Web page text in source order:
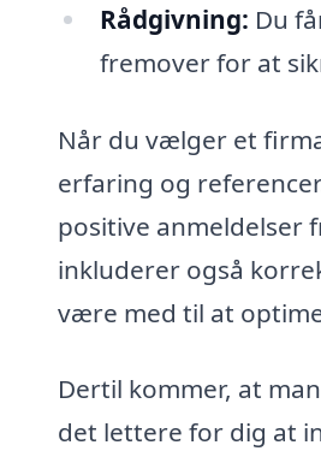
Rådgivning: Du
fremover for at
Når du vælger et
erfaring og
positive anmeldelser
inkluderer også
være med til at
Dertil kommer, at
det lettere for dig at